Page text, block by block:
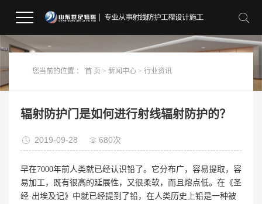
您当前的位置 ： 首 页 > 新闻中心 > 行业资讯
辐射防护门是如何进行射线辐射防护的？
2019-09-28 680次
早在7000年前人类就已经认识铅了。它分布广，容易提取，容
易加工，既有很高的延展性，又很柔软，而且熔点低。在《圣
经·出埃及记》中就已经提到了铅，在人类历史上铅是一种被